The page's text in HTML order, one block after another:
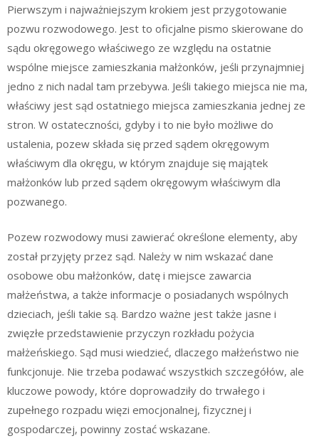
Pierwszym i najważniejszym krokiem jest przygotowanie
pozwu rozwodowego. Jest to oficjalne pismo skierowane do
sądu okręgowego właściwego ze względu na ostatnie
wspólne miejsce zamieszkania małżonków, jeśli przynajmniej
jedno z nich nadal tam przebywa. Jeśli takiego miejsca nie ma,
właściwy jest sąd ostatniego miejsca zamieszkania jednej ze
stron. W ostateczności, gdyby i to nie było możliwe do
ustalenia, pozew składa się przed sądem okręgowym
właściwym dla okręgu, w którym znajduje się majątek
małżonków lub przed sądem okręgowym właściwym dla
pozwanego.
Pozew rozwodowy musi zawierać określone elementy, aby
został przyjęty przez sąd. Należy w nim wskazać dane
osobowe obu małżonków, datę i miejsce zawarcia
małżeństwa, a także informacje o posiadanych wspólnych
dzieciach, jeśli takie są. Bardzo ważne jest także jasne i
zwięzłe przedstawienie przyczyn rozkładu pożycia
małżeńskiego. Sąd musi wiedzieć, dlaczego małżeństwo nie
funkcjonuje. Nie trzeba podawać wszystkich szczegółów, ale
kluczowe powody, które doprowadziły do trwałego i
zupełnego rozpadu więzi emocjonalnej, fizycznej i
gospodarczej, powinny zostać wskazane.